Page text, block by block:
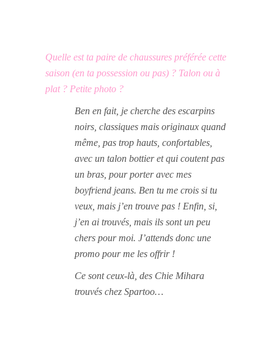
Quelle est ta paire de chaussures préférée cette
saison (en ta possession ou pas) ? Talon ou à
plat ? Petite photo ?
Ben en fait, je cherche des escarpins
noirs, classiques mais originaux quand
même, pas trop hauts, confortables,
avec un talon bottier et qui coutent pas
un bras, pour porter avec mes
boyfriend jeans. Ben tu me crois si tu
veux, mais j’en trouve pas ! Enfin, si,
j’en ai trouvés, mais ils sont un peu
chers pour moi. J’attends donc une
promo pour me les offrir !
Ce sont ceux-là, des Chie Mihara
trouvés chez Spartoo…